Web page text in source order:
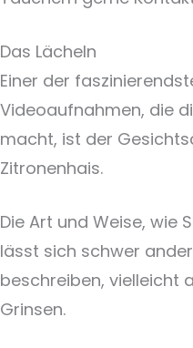
Das Lächeln
Einer der
Videoaufnahmen, die
macht, ist der
Zitronenhais.
Die Art und Weise, wie
lässt sich schwer
beschreiben, vielleicht
Grinsen.